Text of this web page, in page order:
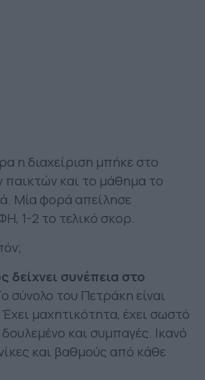
η διαχείριση μπήκε στο
παικτών και το μάθημα το
Μία φορά απείλησε
1-2 το τελικό σκορ.
δείχνει συνέπεια στο
σύνολο του Πετράκη είναι
μαχητικότητα, έχει σωστό
και συμπαγές. Ικανό
και βαθμούς από κάθε